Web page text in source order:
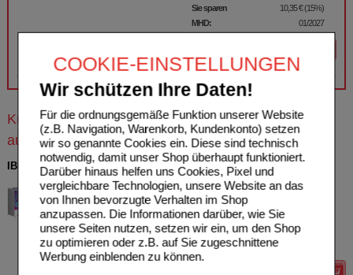
COOKIE-EINSTELLUNGEN
Wir schützen Ihre Daten!
Für die ordnungsgemäße Funktion unserer Website
(z.B. Navigation, Warenkorb, Kundenkonto) setzen
wir so genannte Cookies ein. Diese sind technisch
notwendig, damit unser Shop überhaupt funktioniert.
Darüber hinaus helfen uns Cookies, Pixel und
vergleichbare Technologien, unsere Website an das
von Ihnen bevorzugte Verhalten im Shop
anzupassen. Die Informationen darüber, wie Sie
unsere Seiten nutzen, setzen wir ein, um den Shop
zu optimieren oder z.B. auf Sie zugeschnittene
Werbung einblenden zu können.
Sie sparen 10,35 €(15%)
MHD:
01/2027
Kunden, die dieses Produkt gekauft haben, kauften
auch
IBUPROFEN Heumann Schmerztabletten 400 mg
HEUMANN PHARMA GmbH
& Co. Generica KG
07728561
50St Filmtabletten
UVP**
Unser Preis*
Sie sparen 9,35 €
Max. Abgabe: